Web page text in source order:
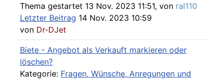
Thema gestartet 13 Nov. 2023 11:51, von ral110
Letzter Beitrag 14 Nov. 2023 10:59
von Dr-DJet
Biete - Angebot als Verkauft markieren oder
löschen?
Kategorie: Fragen, Wünsche, Anregungen und